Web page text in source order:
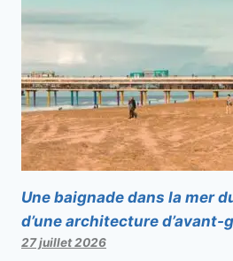
Une baignade dans la mer
d’une architecture d’avant-
27 juillet 2026